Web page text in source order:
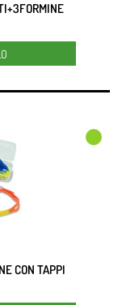
CON TAPPI